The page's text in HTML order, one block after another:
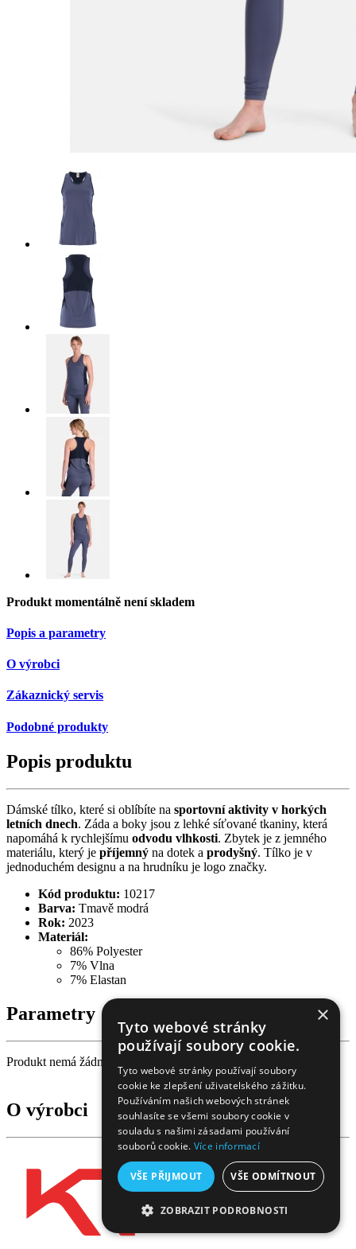
Produkt momentálně není skladem
Popis a parametry
O výrobci
Zákaznický servis
Podobné produkty
Popis produktu
Dámské tílko, které si oblíbíte na sportovní aktivity v horkých
letních dnech. Záda a boky jsou z lehké síťované tkaniny, která
napomáhá k rychlejšímu odvodu vlhkosti. Zbytek je z jemného
materiálu, který je příjemný na dotek a prodyšný. Tílko je v
jednoduchém designu a na hrudníku je logo značky.
Kód produktu: 10217
Barva: Tmavě modrá
Rok: 2023
Materiál:
86% Polyester
7% Vlna
7% Elastan
Parametry
Produkt nemá žádné parametry
O výrobci
×
Tyto webové stránky
používají soubory cookie.
Tyto webové stránky používají soubory
cookie ke zlepšení uživatelského zážitku.
Používáním našich webových stránek
souhlasíte se všemi soubory cookie v
souladu s našimi zásadami používání
souborů cookie. Více informací
VŠE PŘIJMOUT VŠE ODMÍTNOUT
ZOBRAZIT PODROBNOSTI
NEZBYTNĚ NUTNÉ SOUBORY